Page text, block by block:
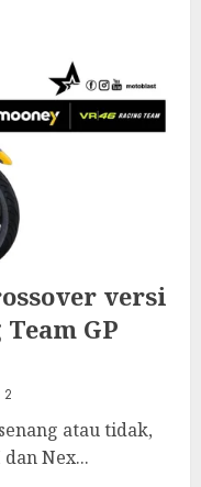
versi
GP
2
atau tidak,
Nex...